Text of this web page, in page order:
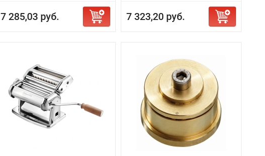
7 285,03 руб. 7 323,20 руб.